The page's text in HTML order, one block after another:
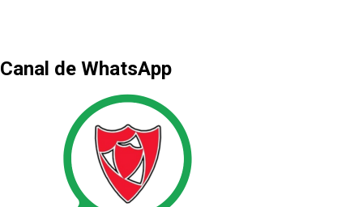
Canal de WhatsApp